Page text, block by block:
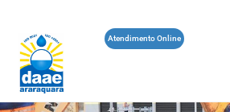
Atendimento Online